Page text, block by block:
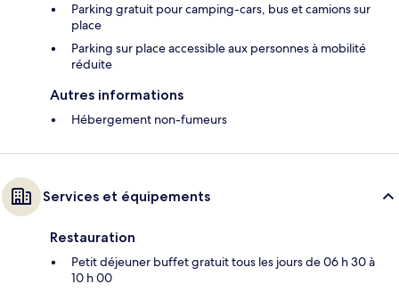
Parking gratuit pour camping-cars, bus et camions sur
place
Parking sur place accessible aux personnes à mobilité
réduite
Autres informations
Hébergement non-fumeurs
Services et équipements
Restauration
Petit déjeuner buffet gratuit tous les jours de 06 h 30 à
10 h 00